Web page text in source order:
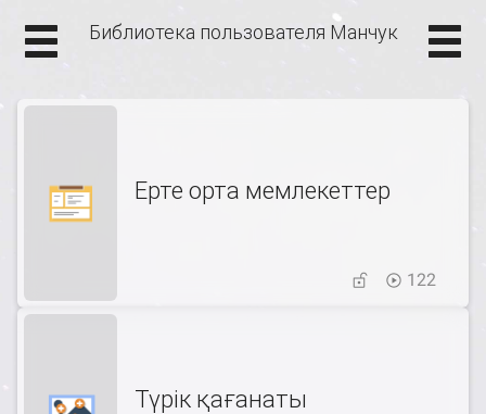
Библиотека пользователя Манчук
Ерте орта мемлекеттер
122
Түрік қағанаты